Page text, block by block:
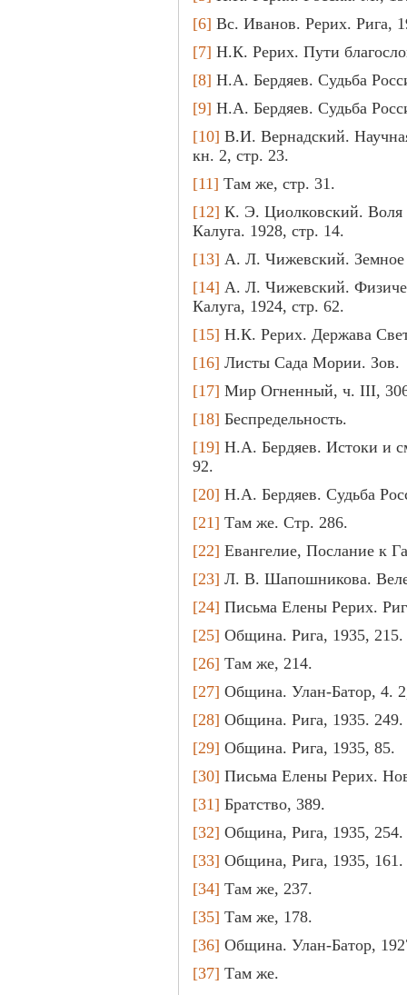
[6] Вс. Иванов. Рерих. Рига,
[7] Н.К. Рерих. Пути
[8] Н.А. Бердяев. Судьба
[9] Н.А. Бердяев. Судьба
[10] В.И. Вернадский.
кн. 2, стр. 23.
[11] Там же, стр. 31.
[12] К. Э. Циолковский. Воля
Калуга. 1928, стр. 14.
[13] А. Л. Чижевский. Земное
[14] А. Л. Чижевский.
Калуга, 1924, стр. 62.
[15] Н.К. Рерих. Держава
[16] Листы Сада Мории. Зов.
[17] Мир Огненный, ч. III,
[18] Беспредельность.
[19] Н.А. Бердяев. Истоки и
92.
[20] Н.А. Бердяев. Судьба
[21] Там же. Стр. 286.
[22] Евангелие, Послание к
[23] Л. В. Шапошникова.
[24] Письма Елены Рерих.
[25] Община. Рига, 1935, 215.
[26] Там же, 214.
[27] Община. Улан-Батор, 4.
[28] Община. Рига, 1935. 249.
[29] Община. Рига, 1935, 85.
[30] Письма Елены Рерих.
[31] Братство, 389.
[32] Община, Рига, 1935, 254.
[33] Община, Рига, 1935, 161.
[34] Там же, 237.
[35] Там же, 178.
[36] Община. Улан-Батор,
[37] Там же.